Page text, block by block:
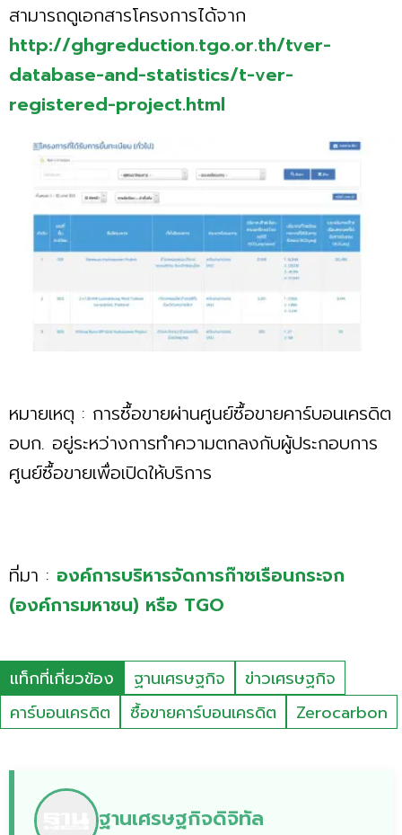
สามารถดูเอกสารโครงการได้จาก
http://ghgreduction.tgo.or.th/tver-
database-and-statistics/t-ver-
registered-project.html
หมายเหตุ : การซื้อขายผ่านศูนย์ซื้อขายคาร์บอนเครดิต
อบก. อยู่ระหว่างการทำความตกลงกับผู้ประกอบการ
ศูนย์ซื้อขายเพื่อเปิดให้บริการ
ที่มา : องค์การบริหารจัดการก๊าซเรือนกระจก
(องค์การมหาชน) หรือ TGO
แท็กที่เกี่ยวข้อง ฐานเศรษฐกิจ
ข่าวเศรษฐกิจ
คาร์บอนเครดิต
ซื้อขายคาร์บอนเครดิต Zerocarbon
ฐานเศรษฐกิจดิจิทัล